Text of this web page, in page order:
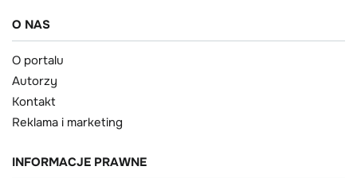
O NAS
O portalu
Autorzy
Kontakt
Reklama i marketing
INFORMACJE PRAWNE